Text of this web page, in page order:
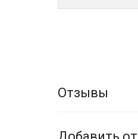
Отзывы